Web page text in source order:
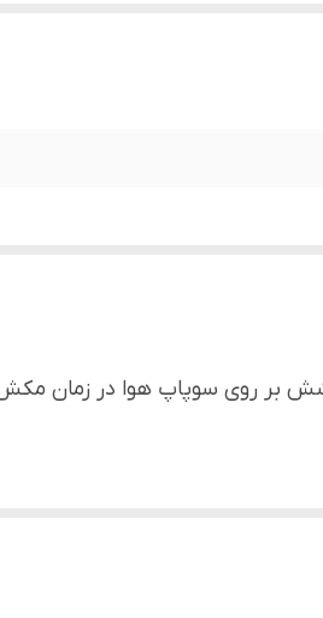
بر روی سوپاپ هوا در زمان